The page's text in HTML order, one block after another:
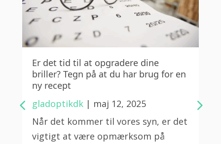
Er det tid til at opgradere dine
briller? Tegn på at du har brug for en
ny recept
gladoptikdk | maj 12, 2025
Når det kommer til vores syn, er det
vigtigt at være opmærksom på